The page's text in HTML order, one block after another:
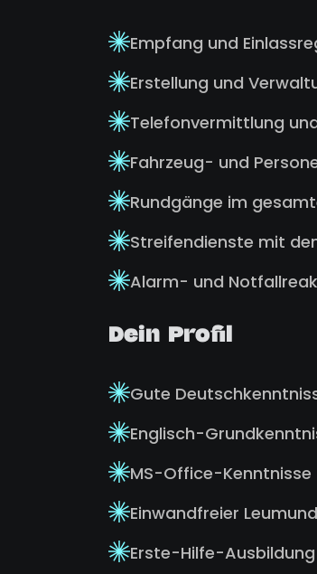
Empfang und
Erstellung und
Telefonvermittlung
Fahrzeug- und
Rundgänge im
Streifendienste mit
Alarm- und
Dein Profil
Gute
Englisch-
MS-Office-
Einwandfreier Leumund
Erste-Hilfe-